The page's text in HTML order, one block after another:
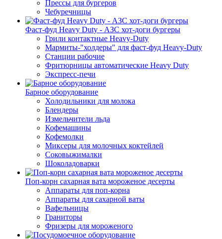
Прессы для бургеров
Чебуречницы
Фаст-фуд Heavy Duty - АЗС хот-доги бургеры
Грили контактные Heavy-Duty
Мармиты-"холдеры" для фаст-фуд Heavy-Duty
Станции рабочие
Фритюрницы автоматические Heavy Duty
Экспресс-печи
Барное оборудование
Холодильники для молока
Блендеры
Измельчители льда
Кофемашины
Кофемолки
Миксеры для молочных коктейлей
Соковыжималки
Шоколадоварки
Поп-корн сахарная вата мороженое десерты
Аппараты для поп-корна
Аппараты для сахарной ваты
Вафельницы
Граниторы
Фризеры для мороженого